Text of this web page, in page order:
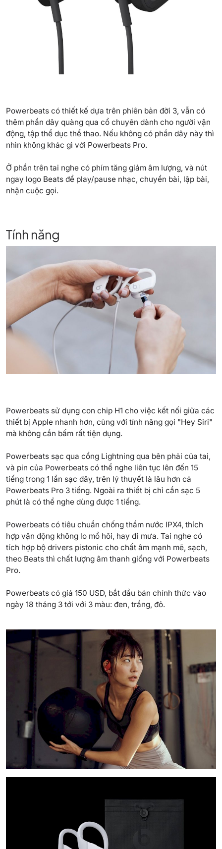
Powerbeats có thiết kế dựa trên phiên bản đời 3, vẫn có
thêm phần dây quàng qua cổ chuyên dành cho người vận
động, tập thể dục thể thao. Nếu không có phần dây này thì
nhìn không khác gì với Powerbeats Pro.
Ở phần trên tai nghe có phím tăng giảm âm lượng, và nút
ngay logo Beats để play/pause nhạc, chuyển bài, lập bài,
nhận cuộc gọi.
Tính năng
Powerbeats sử dụng con chip H1 cho việc kết nối giữa các
thiết bị Apple nhanh hơn, cùng với tính năng gọi "Hey Siri"
mà không cần bấm rất tiện dụng.
Powerbeats sạc qua cổng Lightning qua bên phải của tai,
và pin của Powerbeats có thể nghe liên tục lên đến 15
tiếng trong 1 lần sạc đây, trên lý thuyết là lâu hơn cả
Powerbeats Pro 3 tiếng. Ngoài ra thiết bị chỉ cần sạc 5
phút là có thể nghe dùng được 1 tiếng.
Powerbeats có tiêu chuẩn chống thắm nước IPX4, thích
hợp vận động không lo mồ hôi, hay đi mưa. Tai nghe có
tích hợp bộ drivers pistonic cho chất âm mạnh mẽ, sạch,
theo Beats thì chất lượng âm thanh giống với Powerbeats
Pro.
Powerbeats có giá 150 USD, bắt đầu bán chính thức vào
ngày 18 tháng 3 tới với 3 màu: đen, trắng, đỏ.